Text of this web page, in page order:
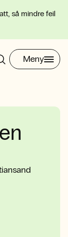
så mindre feil
Meny